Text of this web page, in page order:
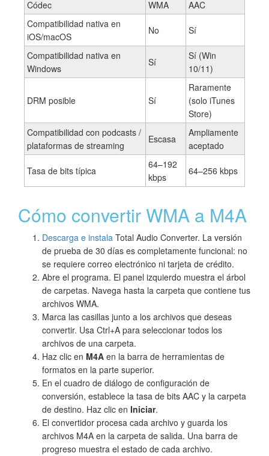
Códec
WMA
AAC
Compatibilidad nativa en
iOS/macOS
No Sí
Compatibilidad nativa en
Windows
Sí
Sí (Win
10/11)
DRM posible Sí
Raramente
(solo iTunes
Store)
Compatibilidad con podcasts /
plataformas de streaming
Escasa
Ampliamente
aceptado
Tasa de bits típica
64–192
kbps
64–256 kbps
Cómo convertir WMA a M4A
Descarga e instala Total Audio Converter. La versión
de prueba de 30 días es completamente funcional: no
se requiere correo electrónico ni tarjeta de crédito.
Abre el programa. El panel izquierdo muestra el árbol
de carpetas. Navega hasta la carpeta que contiene tus
archivos WMA.
Marca las casillas junto a los archivos que deseas
convertir. Usa Ctrl+A para seleccionar todos los
archivos de una carpeta.
Haz clic en M4A en la barra de herramientas de
formatos en la parte superior.
En el cuadro de diálogo de configuración de
conversión, establece la tasa de bits AAC y la carpeta
de destino. Haz clic en Iniciar.
El convertidor procesa cada archivo y guarda los
archivos M4A en la carpeta de salida. Una barra de
progreso muestra el estado de cada archivo.